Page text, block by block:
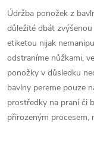
Údržba ponožek z
důležité dbát zvýšenou
etiketou nijak
odstraníme nůžkami,
ponožky v důsledku
bavlny pereme pouze
prostředky na praní či
přirozeným procesem,